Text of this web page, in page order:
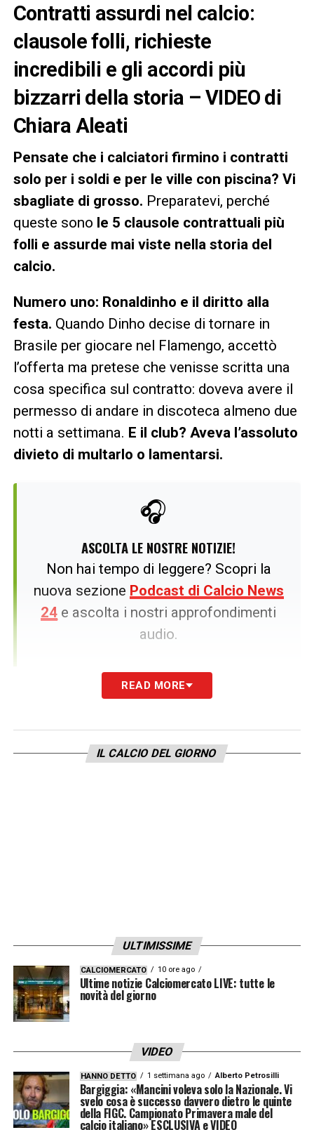
Contratti assurdi nel calcio:
clausole folli, richieste
incredibili e gli accordi più
bizzarri della storia – VIDEO di
Chiara Aleati
Pensate che i calciatori firmino i contratti
solo per i soldi e per le ville con piscina? Vi
sbagliate di grosso. Preparatevi, perché
queste sono le 5 clausole contrattuali più
folli e assurde mai viste nella storia del
calcio.
Numero uno: Ronaldinho e il diritto alla
festa. Quando Dinho decise di tornare in
Brasile per giocare nel Flamengo, accettò
l’offerta ma pretese che venisse scritta una
cosa specifica sul contratto: doveva avere il
permesso di andare in discoteca almeno due
notti a settimana. E il club? Aveva l’assoluto
divieto di multarlo o lamentarsi.
🎧
ASCOLTA LE NOSTRE NOTIZIE!
Non hai tempo di leggere? Scopri la
nuova sezione Podcast di Calcio News
24 e ascolta i nostri approfondimenti
audio.
Numero due: Firmino e l’anti-Arsenal.
clausola rescissoria mostruosa da quasi
100 milioni. Questa cifra valeva per qualsiasi
Numero tre: Stefan Schwarz e i viaggi
intergalattici. Anno 1999.Il centrocampista
svedese firma per il Sunderland. Il club
scopre che il giocatore ha l’ossessione per lo
voli commerciali fuori dall’atmosfera.
dirigenza va nel panico totale e fa
aggiungere la “Space Clause”: se lasci il
pianeta Terra, il tuo contratto è stracciato
READ MORE
IL CALCIO DEL GIORNO
ULTIMISSIME
CALCIOMERCATO 10 ore ago
Ultime notizie Calciomercato LIVE: tutte le
novità del giorno
VIDEO
HANNO DETTO 1 settimana ago Alberto Petrosilli
Bargiggia: «Mancini voleva solo la Nazionale. Vi
svelo cosa è successo davvero dietro le quinte
della FIGC. Campionato Primavera male del
calcio italiano» ESCLUSIVA e VIDEO